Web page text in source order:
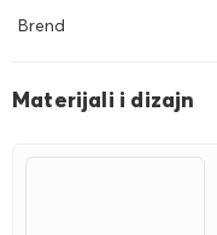
Brend
Materijali i dizajn